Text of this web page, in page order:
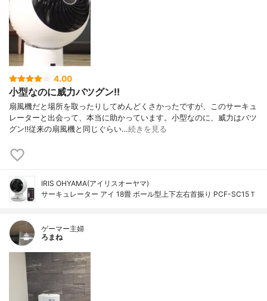
4.00
小型なのに威力バツグン!!
扇風機だと場所を取ったりしてめんどくさかったですが、このサーキュ
レーターと出会って、本当に助かっています。小型なのに、威力はバツ
グン‼︎従来の扇風機と同じぐらい…続きを見る
IRIS OHYAMA(アイリスオーヤマ)
サーキュレーター アイ 18畳 ボール型上下左右首振り PCF-SC15Ｔ
ゲーマー主婦
ろまね